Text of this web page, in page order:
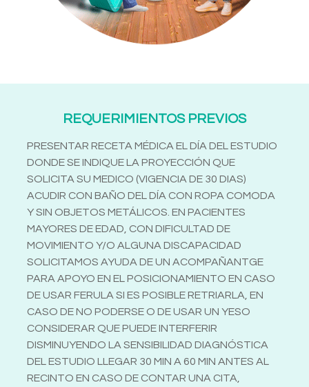
REQUERIMIENTOS PREVIOS
PRESENTAR RECETA MÉDICA EL DÍA DEL ESTUDIO
DONDE SE INDIQUE LA PROYECCIÓN QUE
SOLICITA SU MEDICO (VIGENCIA DE 30 DIAS)
ACUDIR CON BAÑO DEL DÍA CON ROPA COMODA
Y SIN OBJETOS METÁLICOS. EN PACIENTES
MAYORES DE EDAD, CON DIFICULTAD DE
MOVIMIENTO Y/O ALGUNA DISCAPACIDAD
SOLICITAMOS AYUDA DE UN ACOMPAÑANTGE
PARA APOYO EN EL POSICIONAMIENTO EN CASO
DE USAR FERULA SI ES POSIBLE RETRIARLA, EN
CASO DE NO PODERSE O DE USAR UN YESO
CONSIDERAR QUE PUEDE INTERFERIR
DISMINUYENDO LA SENSIBILIDAD DIAGNÓSTICA
DEL ESTUDIO LLEGAR 30 MIN A 60 MIN ANTES AL
RECINTO EN CASO DE CONTAR UNA CITA,